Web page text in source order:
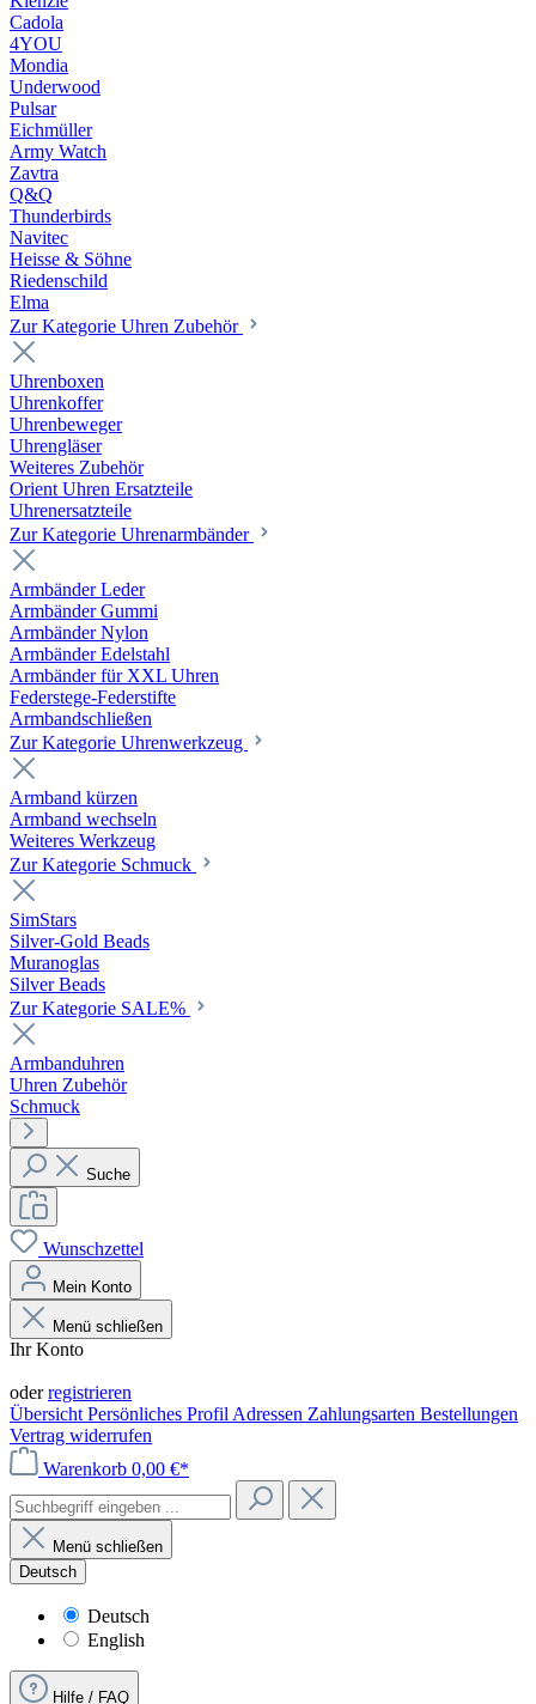
Cadola
4YOU
Mondia
Underwood
Pulsar
Eichmüller
Army Watch
Zavtra
Q&Q
Thunderbirds
Navitec
Heisse & Söhne
Riedenschild
Elma
Zur Kategorie Uhren Zubehör
Uhrenboxen
Uhrenkoffer
Uhrenbeweger
Uhrengläser
Weiteres Zubehör
Orient Uhren Ersatzteile
Uhrenersatzteile
Zur Kategorie Uhrenarmbänder
Armbänder Leder
Armbänder Gummi
Armbänder Nylon
Armbänder Edelstahl
Armbänder für XXL Uhren
Federstege-Federstifte
Armbandschließen
Zur Kategorie Uhrenwerkzeug
Armband kürzen
Armband wechseln
Weiteres Werkzeug
Zur Kategorie Schmuck
SimStars
Silver-Gold Beads
Muranoglas
Silver Beads
Zur Kategorie SALE%
Armbanduhren
Uhren Zubehör
Schmuck
Suche
Wunschzettel
Mein Konto
Menü schließen
Ihr Konto
oderregistrieren
Übersicht Persönliches Profil Adressen Zahlungsarten Bestellungen
Vertrag widerrufen
Warenkorb 0,00 €*
Menü schließen
Deutsch
Deutsch
English
Hilfe / FAQ